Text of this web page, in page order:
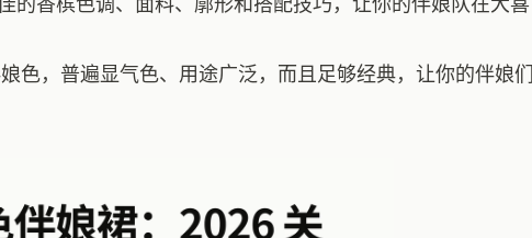
色，普遍显气色、用途广泛，而且足够经典，让你的伴娘们